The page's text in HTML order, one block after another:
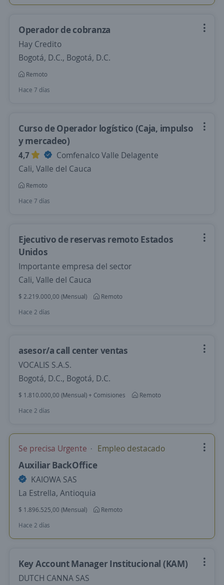
Operador de cobranza
Hay Credito
Bogotá, D.C., Bogotá, D.C.
Remoto
Hace 7 días
Curso de Operador logístico (Caja, impulso
y mercadeo)
4,7
Comfenalco Valle Delagente
Cali, Valle del Cauca
Remoto
Hace 7 días
Ejecutivo de reservas remoto Estados
Unidos
Importante empresa del sector
Cali, Valle del Cauca
$ 2.219.000,00 (Mensual)
Remoto
Hace 2 días
asesor/a call center ventas
VOCALIS S.A.S.
Bogotá, D.C., Bogotá, D.C.
$ 1.810.000,00 (Mensual) + Comisiones
Remoto
Hace 2 días
Se precisa Urgente Empleo destacado
Auxiliar BackOffice
KAIOWA SAS
La Estrella, Antioquia
$ 1.896.525,00 (Mensual)
Remoto
Hace 2 días
Key Account Manager Institucional (KAM)
DUTCH CANNA SAS